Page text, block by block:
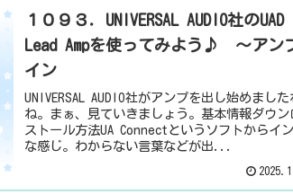
１０９３．UNIVERSAL AUDIO社の
Lead Ampを使ってみよう♪ ～ア
イン
UNIVERSAL AUDIO社がアンプを出し始めまし
ね。まぁ、見ていきましょう。基本情報ダウ
ストール方法UA Connectというソフトからイ
な感じ。わからない言葉などが出...